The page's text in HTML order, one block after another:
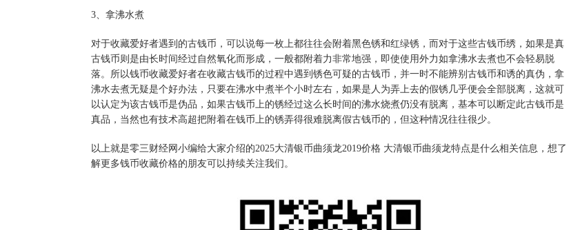
3、拿沸水煮
对于收藏爱好者遇到的古钱币，可以说每一枚上都往往会附着黑色锈和红绿锈，而对于这些古钱币绣，如果是真
古钱币则是由长时间经过自然氧化而形成，一般都附着力非常地强，即使使用外力如拿沸水去煮也不会轻易脱
落。所以钱币收藏爱好者在收藏古钱币的过程中遇到锈色可疑的古钱币，并一时不能辨别古钱币和诱的真伪，拿
沸水去煮无疑是个好办法，只要在沸水中煮半个小时左右，如果是人为弄上去的假锈几乎便会全部脱离，这就可
以认定为该古钱币是伪品，如果古钱币上的锈经过这么长时间的沸水烧煮仍没有脱离，基本可以断定此古钱币是
真品，当然也有技术高超把附着在钱币上的锈弄得很难脱离假古钱币的，但这种情况往往很少。
以上就是零三财经网小编给大家介绍的2025大清银币曲须龙2019价格 大清银币曲须龙特点是什么相关信息，想了
解更多钱币收藏价格的朋友可以持续关注我们。